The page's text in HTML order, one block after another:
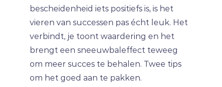
bescheidenheid iets positiefs is, is het
vieren van successen pas écht leuk. Het
verbindt, je toont waardering en het
brengt een sneeuwbaleffect teweeg
om meer succes te behalen. Twee tips
om het goed aan te pakken.